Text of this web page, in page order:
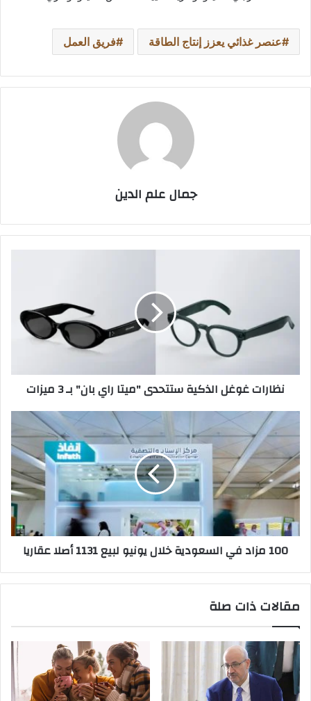
عنصر غذائي يعزز إنتاج الطاقة فريق العمل
جمال علم الدين
"ميتا
راي
3
ميزاتنظارات غوغل الذكية ستتحدى "ميتا راي بان" بـ 3 ميزات
السعودية
خلال
يونيو
1131
أصلا
عقاريا
100 مزاد في السعودية خلال يونيو لبيع 1131 أصلا عقاريا
مقالات ذات صلة